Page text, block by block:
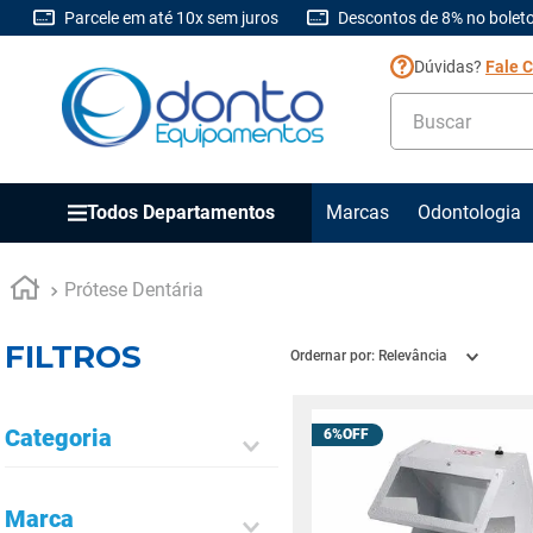
Parcele em até 10x sem juros Descontos de 8% no
Dúvidas? Fale
Buscar
Todos Departamentos Marcas Odontologia
Prótese Dentária
FILTROS
Categoria
Marca
Ordernar por: Relevância
6%